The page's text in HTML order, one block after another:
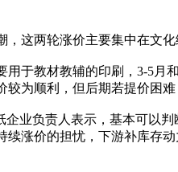
这两轮涨价主要集中在文化
教材教辅的印刷，3-5月
为顺利，但后期若提价困
负责人表示，基本可以
涨价的担忧，下游补库存